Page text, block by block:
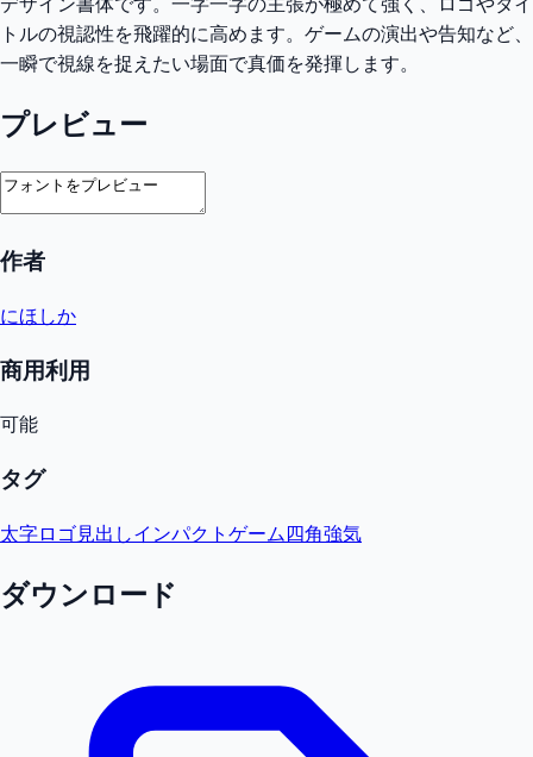
トルの視認性を飛躍的に高めます。ゲームの演出や告知など、
一瞬で視線を捉えたい場面で真価を発揮します。
プレビュー
作者
にほしか
商用利用
可能
タグ
太字ロゴ見出しインパクト ゲーム 四角強気
ダウンロード